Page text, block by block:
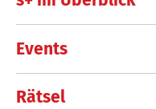
Events
Rätsel